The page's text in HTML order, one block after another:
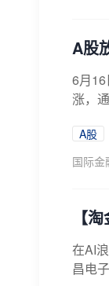
A股
6月
涨，
A股
国际金
【
在AI
昌电